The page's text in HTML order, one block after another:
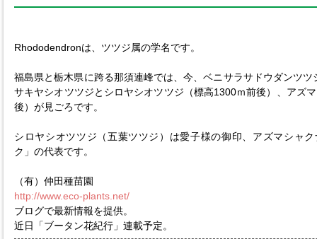
Rhododendronは、ツツジ属の学名です。
福島県と栃木県に跨る那須連峰では、今、ベニサラサドウダンツ
サキヤシオツツジとシロヤシオツツジ（標高1300ｍ前後）、アズ
後）が見ごろです。
シロヤシオツツジ（五葉ツツジ）は愛子様の御印、アズマシャ
ク」の代表です。
（有）仲田種苗園
http://www.eco-plants.net/
ブログで最新情報を提供。
近日「ブータン花紀行」連載予定。